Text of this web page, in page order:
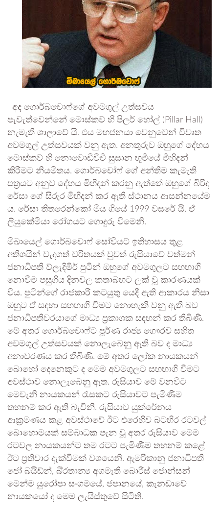
අද ගොර්බචොෆ්ගේ අවමගුල් උත්සවය
පැවැත්වෙන්නේ මොස්කව් හි පිලර් හෝල් (Pillar Hall)
නැමැති ශාලාවේ යි. එය මහජනයා වෙනුවෙන් විවෘත
අවමගුල් උත්සවයක් වනු ඇත. අනතුරුව ඔහුගේ දේහය
මොස්කව් හි නොවොඩිවිචි සුසාන භූමියේ මිහිදන්
කිරීමට නියමිතය. ගොර්බචෝෆ් ගේ අන්තිම කැමැති
පත්‍රයට අනුව දේහය මිහිදන් කරනු ඇත්තේ ඔහුගේ බිරිඳ
රේසා ගේ සිරුර මිහිදන් කර ඇති ස්ථානය ආසන්නයේම
ය. රේසා තිතරෙන්කෝ මිය ගියේ 1999 වසරේ යි. ඒ
ලියුකේමියා රෝගයට ගොදුරු වීමෙනි.
මිඛායෙල් ගොර්බචොෆ් සෝවියට් ඉතිහාසය තුළ
අතිශයින් වැදගත් චරිතයක් වුවත් රුසියාවේ වත්මන්
ජනාධිපති ව්ලැදිමිර් පුටින් ඔහුගේ අවමගුලට සහභාගි
නොවීම පසුගිය දිනවල කතාබහට ලක් වූ කාරණයක්
විය. පුටින්ගේ රාජකාරී කටයුතු යෙදී ඇති ආකාරය නිසා
ඔහුට ඒ සඳහා සහභාගි වීමට නොහැකි වනු ඇති බව
ජනාධිපතිවරයාගේ මාධ්‍ය ප්‍රකාශක සඳහන් කර තිබිණි.
මේ අතර ගොර්බචොෆ්ට පූර්ණ රාජ්‍ය ගෞරව සහිත
අවමගුල් උත්සවයක් නොලැබෙනු ඇති බව ද මාධ්‍ය
අනාවරණය කර තිබිණි. මේ අතර ලෝක නායකයන්
බොහෝ දෙනෙකුට ද මෙම අවමගුලට සහභාගි වීමට
අවස්ථාව නොලැබෙනු ඇත. රුසියාව මේ වනවිට
මෙවැනි නායකයන් රැසකට රුසියාවට පැමිණීම
තහනම් කර ඇති බැවිනි. රුසියාව යුක්රේනය
ආක්‍රමණය කළ අවස්ථාවේ ඊට එරෙහිව බටහිර රටවල්
බොහොමයක් සම්බාධක පැන වූ අතර රුසියාව මෙම
රටවල නායකයන්ට තම රටට පැමිණීම තහනම් කළේ
ඊට ප්‍රතිචාර දැක්වීමක් වශයෙනි. ඇමරිකානු ජනාධිපති
ජෝ බයිඩ්න්, බි්‍රතාන්‍ය අගමැති බොරිස් ජොන්සන්
මෙන්ම යුරෝපා සංගමයේ, ජපානයේ, කැනඩාවේ
නායකයෝ ද මෙම ලැයිස්තුවේ සිටිති.